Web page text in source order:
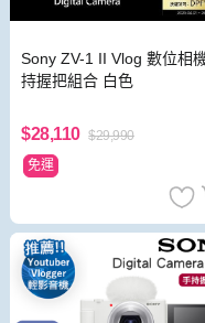
Sony ZV-1 II Vlog 數位相
持握把組合 白色
$28,110 $29,990
免運